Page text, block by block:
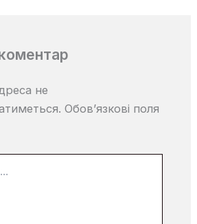
не
Обов’язкові поля